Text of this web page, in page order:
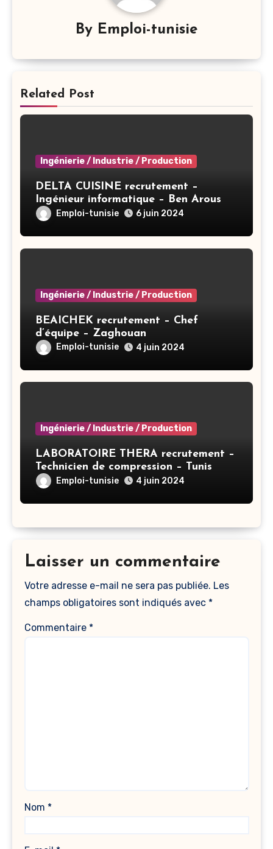
By Emploi-tunisie
Related Post
Ingénierie / Industrie / Production
DELTA CUISINE recrutement –
Ingénieur informatique – Ben Arous
Emploi-tunisie 6 juin 2024
Ingénierie / Industrie / Production
BEAICHEK recrutement – Chef
d’équipe – Zaghouan
Emploi-tunisie 4 juin 2024
Ingénierie / Industrie / Production
LABORATOIRE THERA recrutement –
Technicien de compression – Tunis
Emploi-tunisie 4 juin 2024
Laisser un commentaire
Votre adresse e-mail ne sera pas publiée. Les
champs obligatoires sont indiqués avec *
Commentaire *
Nom *